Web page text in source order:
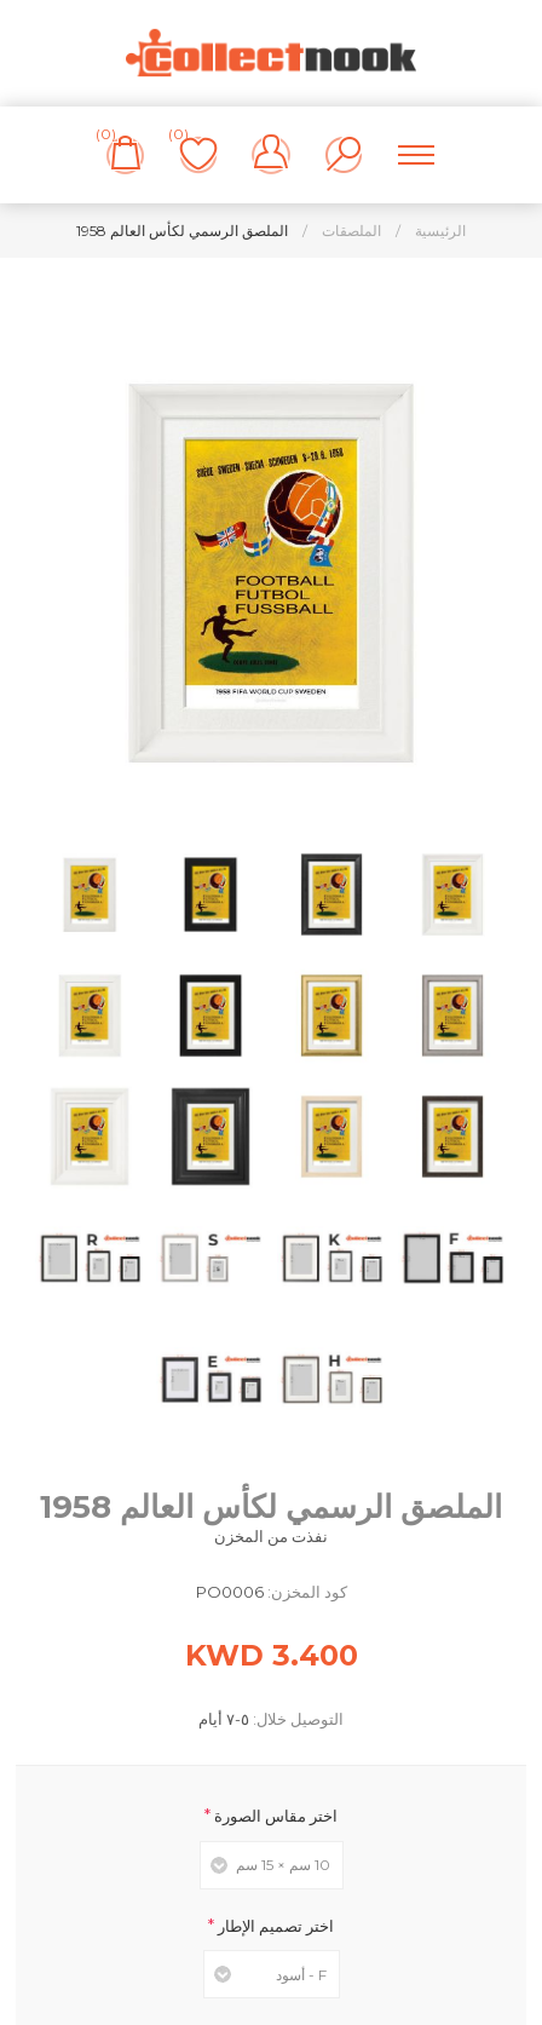
(0)
(0)
الرئيسية / الملصقات / الملصق الرسمي لكأس العالم 1958
الملصق الرسمي لكأس العالم 1958
نفذت من المخزن
كود المخزن: PO0006
3.400 KWD
التوصيل خلال: ٥-٧ أيام
اختر مقاس الصورة *
اختر تصميم الإطار *